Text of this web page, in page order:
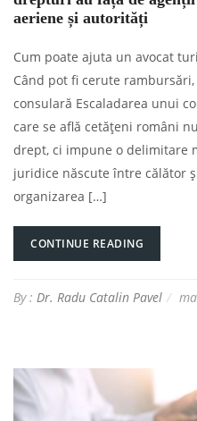
aeriene și autorități
Cum poate ajuta un avocat
Când pot fi cerute
consulară Escaladarea unui
care se află cetățeni români
drept, ci impune o delimitare
juridice născute între călător
organizarea […]
CONTINUE READING
By : Dr. Radu Catalin Pavel